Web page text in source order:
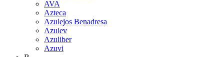
AVA
Azteca
Azulejos Benadresa
Azulev
Azuliber
Azuvi